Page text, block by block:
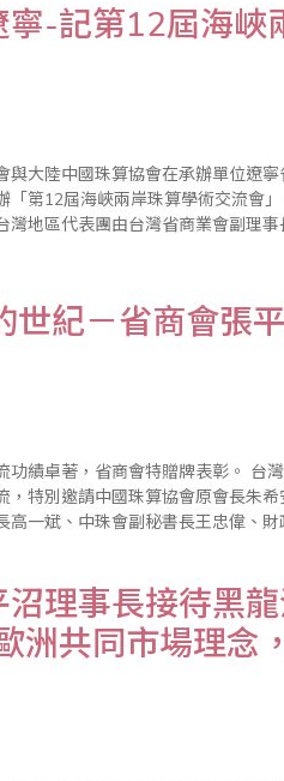
-記第12屆海峽
與大陸中國珠算協會在承辦單位遼
「第12屆海峽兩岸珠算學術交流會
地區代表團由台灣省商業會副理
世紀－省商會張
牌表彰。 台灣省商業會為提昇台灣地區珠心算教
，特別邀請中國珠算協會原會長朱
一斌、中珠會副秘書長王忠偉、
理事長接待黑
洲共同市場理念